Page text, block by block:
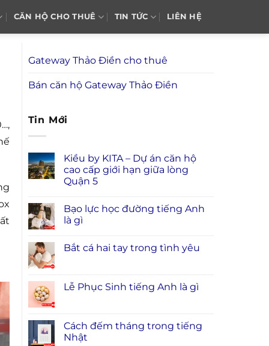
CĂN HỘ CHO THUÊ TIN TỨC LIÊN HỆ
Gateway Thảo Điền cho thuê
Bán căn hộ Gateway Thảo Điền
Tin Mới
Kiều by KITA – Dự án căn hộ
cao cấp giới hạn giữa lòng
Quận 5
Bạo lực học đường tiếng Anh
là gì
Bắt cá hai tay trong tình yêu
Lễ Phục Sinh tiếng Anh là gì
Cách đếm tháng trong tiếng
Nhật